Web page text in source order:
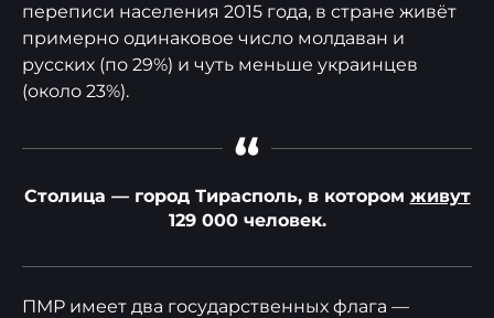
переписи населения 2015 года, в стране живёт
примерно одинаковое число молдаван и
русских (по 29%) и чуть меньше украинцев
(около 23%).
“
Столица — город Тирасполь, в котором живут
129 000 человек.
ПМР имеет два государственных флага —